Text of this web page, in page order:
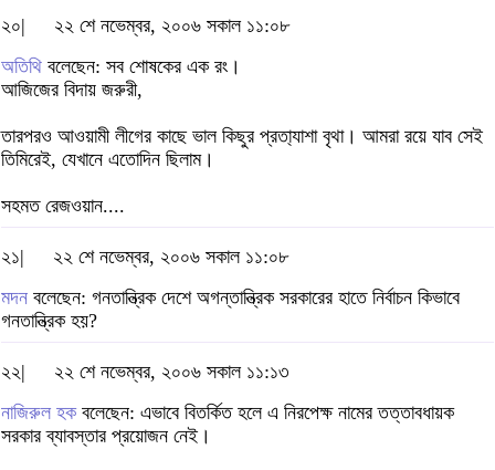
২০|
২২ শে নভেম্বর, ২০০৬ সকাল ১১:০৮
অতিথি বলেছেন: সব শোষকের এক রং।
আজিজের বিদায় জরুরী,
তারপরও আওয়ামী লীগের কাছে ভাল কিছুর প্রতা্যাশা বৃথা। আমরা রয়ে যাব সেই
তিমিরেই, যেখানে এতোদিন ছিলাম।
সহমত রেজওয়ান....
২১|
২২ শে নভেম্বর, ২০০৬ সকাল ১১:০৮
মদন বলেছেন: গনতান্ত্রিক দেশে অগন্তান্ত্রিক সরকারের হাতে নির্বাচন কিভাবে
গনতান্ত্রিক হয়?
২২|
২২ শে নভেম্বর, ২০০৬ সকাল ১১:১৩
নাজিরুল হকবলেছেন: এভাবে বিতর্কিত হলে এ নিরপেক্ষ নামের তত্তাবধায়ক
সরকার ব্যাবস্তার প্রয়োজন নেই।